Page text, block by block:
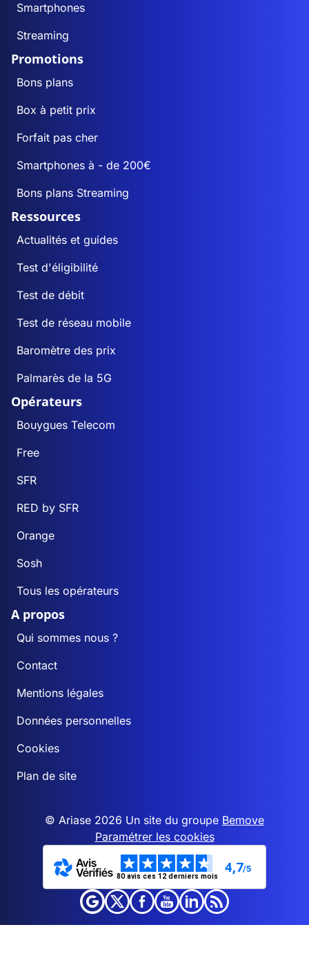
Smartphones
Streaming
Promotions
Bons plans
Box à petit prix
Forfait pas cher
Smartphones à - de 200€
Bons plans Streaming
Ressources
Actualités et guides
Test d'éligibilité
Test de débit
Test de réseau mobile
Baromètre des prix
Palmarès de la 5G
Opérateurs
Bouygues Telecom
Free
SFR
RED by SFR
Orange
Sosh
Tous les opérateurs
A propos
Qui sommes nous ?
Contact
Mentions légales
Données personnelles
Cookies
Plan de site
© Ariase 2026 Un site du groupe Bemove
Paramétrer les cookies
80 avis ces 12 derniers mois
4,7/5